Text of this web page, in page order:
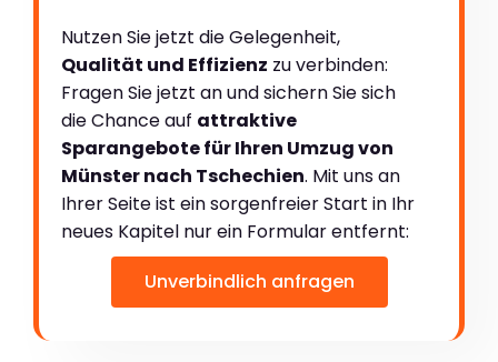
Nutzen Sie jetzt die Gelegenheit,
Qualität und Effizienz zu verbinden:
Fragen Sie jetzt an und sichern Sie sich
die Chance auf attraktive
Sparangebote für Ihren Umzug von
Münster nach Tschechien. Mit uns an
Ihrer Seite ist ein sorgenfreier Start in Ihr
neues Kapitel nur ein Formular entfernt:
Unverbindlich anfragen